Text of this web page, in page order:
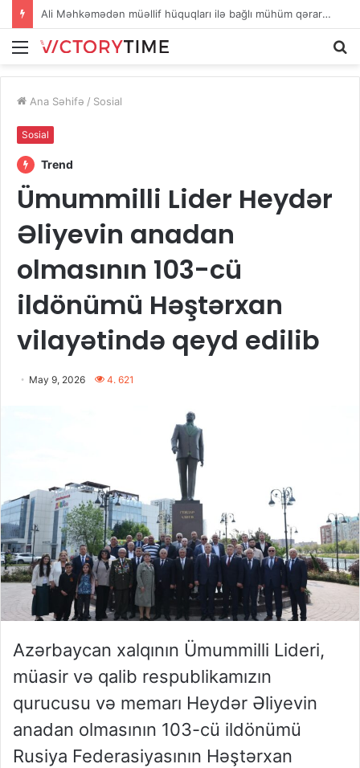
Tramp ABŞ-də doğumla vətəndaşlıq qaydasını ləğv etmək istəyir
Menu
Ana Səhifə / Sosial
Sosial
Trend
Ümummilli Lider Heydər
Əliyevin anadan
olmasının 103-cü
ildönümü Həştərxan
vilayətində qeyd edilib
May 9, 2026 4. 621
Azərbaycan xalqının Ümummilli Lideri,
müasir və qalib respublikamızın
qurucusu və memarı Heydər Əliyevin
anadan olmasının 103-cü ildönümü
Rusiya Federasiyasının Həştərxan